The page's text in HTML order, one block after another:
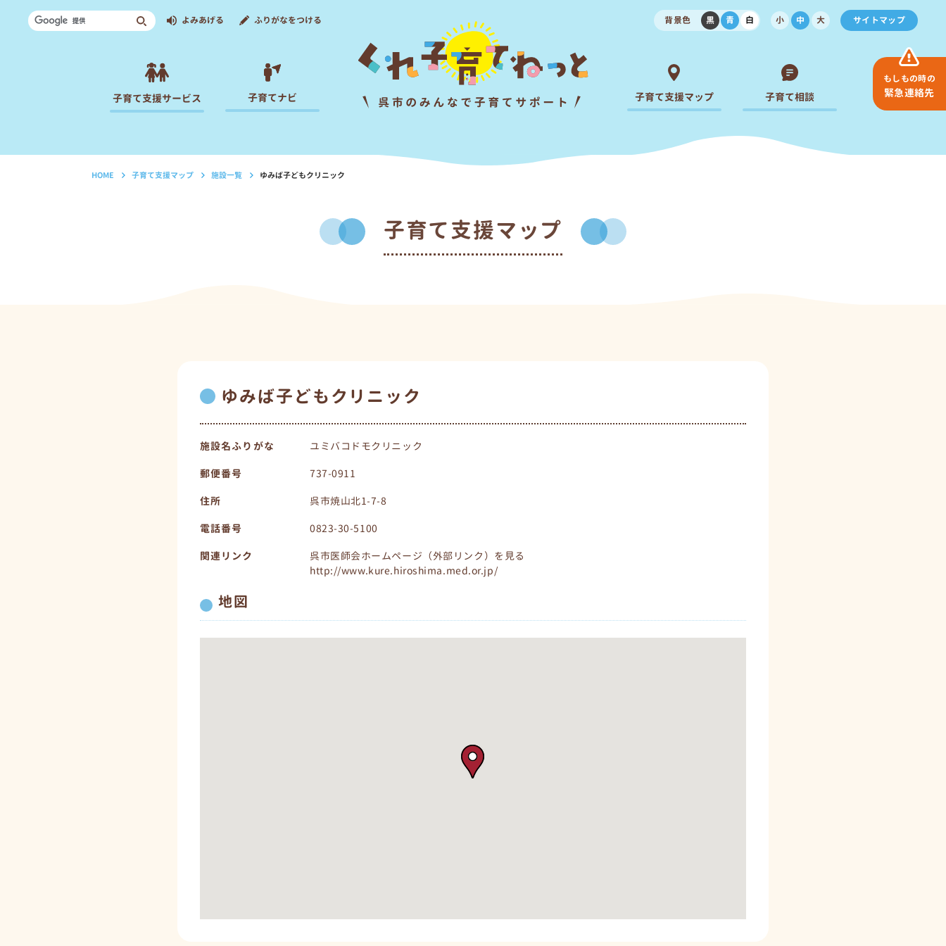
よみあげる ふりがなをつける 背景色 黒 青 白 小 中 大 サイトマップ
子育て支援サービス 子育てナビ 子育て支援マップ 子育て相談
もしもの時の
緊急連絡先
HOME 子育て支援マップ 施設一覧 ゆみば子どもクリニック
子育て支援マップ
ゆみば子どもクリニック
施設名ふりがな ユミバコドモクリニック
郵便番号 737-0911
住所 呉市焼山北1-7-8
電話番号 0823-30-5100
関連リンク
呉市医師会ホームページ（外部リンク）を見る
http://www.kure.hiroshima.med.or.jp/
地図